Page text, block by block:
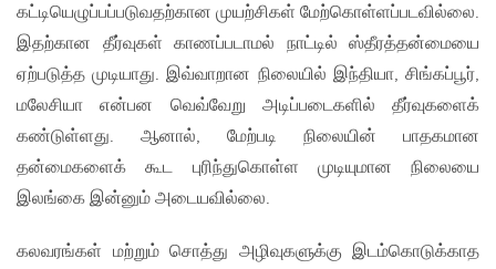
கட்டியெழுப்பப்படுவதற்கான முயற்சிகள் மேற்கொள்ளப்படவில்லை.
இதற்கான தீர்வுகள் காணப்படாமல் நாட்டில் ஸ்தீரத்தன்மையை
ஏற்படுத்த முடியாது. இவ்வாறான நிலையில் இந்தியா, சிங்கப்பூர்,
மலேசியா என்பன வெவ்வேறு அடிப்படைகளில் தீர்வுகளைக்
கண்டுள்ளது. ஆனால், மேற்படி நிலையின் பாதகமான
தன்மைகளைக் கூட புரிந்துகொள்ள முடியுமான நிலையை
இலங்கை இன்னும் அடையவில்லை.
கலவரங்கள் மற்றும் சொத்து அழிவுகளுக்கு இடம்கொடுக்காத